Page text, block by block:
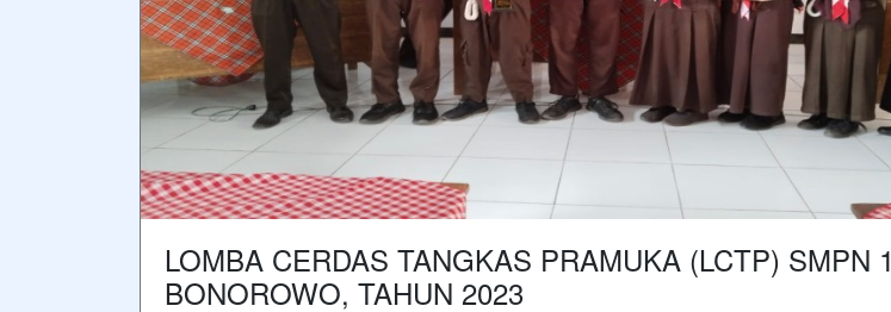
LOMBA CERDAS TANGKAS PRAMUKA (LCTP) SMPN 1
BONOROWO, TAHUN 2023